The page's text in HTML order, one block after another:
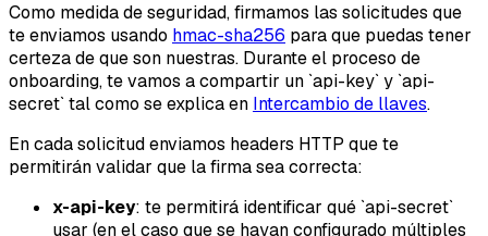
Como medida de seguridad, firmamos las solicitudes que
te enviamos usando hmac-sha256 para que puedas tener
certeza de que son nuestras. Durante el proceso de
onboarding, te vamos a compartir un `api-key` y `api-
secret` tal como se explica en Intercambio de llaves.
En cada solicitud enviamos headers HTTP que te
permitirán validar que la firma sea correcta:
x-api-key: te permitirá identificar qué `api-secret`
usar (en el caso que se hayan configurado múltiples